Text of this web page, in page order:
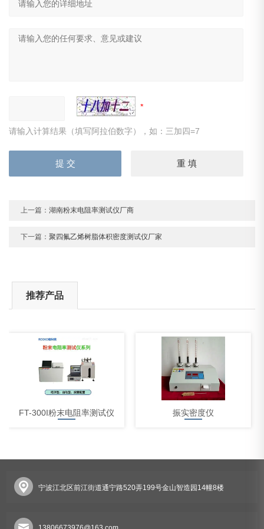
请输入计算结果（填写阿拉伯数字），如：三加四=7
上一篇：湖南粉末电阻率测试仪厂商
下一篇：聚四氟乙烯树脂体积密度测试仪厂家
推荐产品
FT-300I粉末电阻率测试仪 振实密度仪
宁波江北区前江街道通宁路520弄199号金山智造园14幢8楼